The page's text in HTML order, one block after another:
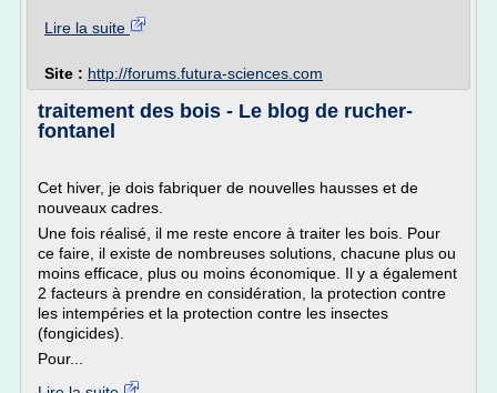
Lire la suite
Site : http://forums.futura-sciences.com
traitement des bois - Le blog de rucher-
fontanel
Cet hiver, je dois fabriquer de nouvelles hausses et de
nouveaux cadres.
Une fois réalisé, il me reste encore à traiter les bois. Pour
ce faire, il existe de nombreuses solutions, chacune plus ou
moins efficace, plus ou moins économique. Il y a également
2 facteurs à prendre en considération, la protection contre
les intempéries et la protection contre les insectes
(fongicides).
Pour...